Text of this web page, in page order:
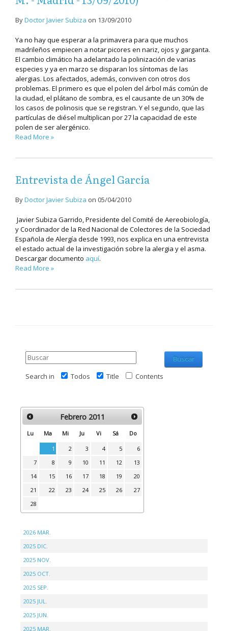
ByDoctor Javier Subiza on 13/09/2010
Ya no hay que esperar a la primavera para que muchos
madrileños empiecen a notar picores en nariz, ojos y garganta.
El cambio climático ha adelantado la polinización de varias
especies y ya en marzo se disparan los síntomas de las
alergias. Los afectados, además, conviven con otros dos
problemas. El primero es que el polen del árbol más común de
la ciudad, el plátano de sombra, es el causante de un 30% de
los casos de polinosis que se registran. Y el segundo, que las
partículas de diésel multiplican por 27 la capacidad de este
polen de ser alergénico.
Read More »
Entrevista de Ángel García
ByDoctor Javier Subiza on 05/04/2010
Javier Subiza Garrido, Presidente del Comité de Aereobiología,
y Coordinador de la Red Nacional de Colectores de la Sociedad
Española de Alergía desde 1993, nos explica en una entrevista
el estado actual de la investigación sobre la alergia y el asma.
Descargar documento aquí.
Read More »
Buscar
Search in
Todos Title Contents
Febrero 2011
Lu Ma Mi Ju Vi Sá Do
1 2 3 4 5
6
7
8 9 10 11 12
13
14
15 16 17 18 19
20
21
22 23 24 25 26
27
28
2026 MAR.
2025 DIC.
2025 NOV.
2025 OCT.
2025 SEP.
2025 JUL.
2025 JUN.
2025 MAR.